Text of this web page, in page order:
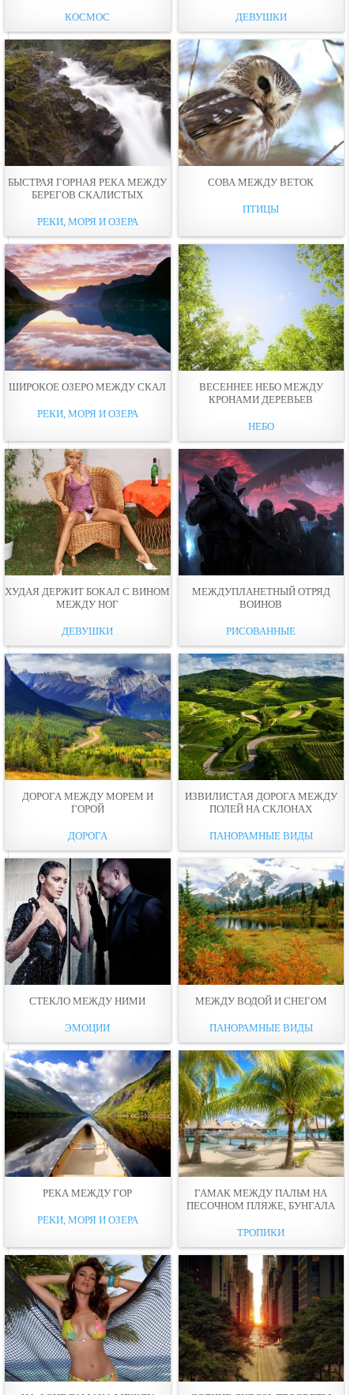
КОСМОС ДЕВУШКИ
БЫСТРАЯ ГОРНАЯ РЕКА МЕЖДУ
БЕРЕГОВ СКАЛИСТЫХ
РЕКИ, МОРЯ И ОЗЕРА
СОВА МЕЖДУ ВЕТOК
ПТИЦЫ
ШИРОКОЕ ОЗЕРО МЕЖДУ СКАЛ
РЕКИ, МОРЯ И ОЗЕРА
ВЕСЕННЕЕ НЕБО МЕЖДУ
КРОНАМИ ДЕРЕВЬЕВ
НЕБО
ХУДАЯ ДЕРЖИТ БОКАЛ С ВИНОМ
МЕЖДУ НОГ
ДЕВУШКИ
МЕЖДУПЛАНЕТНЫЙ ОТРЯД
ВОИНОВ
РИСОВАННЫЕ
ДОРОГА МЕЖДУ МОРЕМ И
ГОРОЙ
ДОРОГА
ИЗВИЛИСТAЯ ДОРОГА МЕЖДУ
ПОЛЕЙ НА СКЛОНАХ
ПАНОРАМНЫЕ ВИДЫ
СТЕКЛО МЕЖДУ НИМИ
ЭМОЦИИ
МЕЖДУ ВОДОЙ И СНЕГОМ
ПАНОРАМНЫЕ ВИДЫ
РЕКА МЕЖДУ ГОР
РЕКИ, МОРЯ И ОЗЕРА
ГАМАК МЕЖДУ ПАЛЬМ НА
ПЕСОЧНОМ ПЛЯЖЕ, БУНГАЛА
ТРОПИКИ